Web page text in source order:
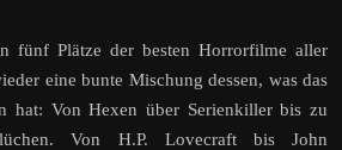
fünf Plätze der besten Horrorfilme aller
eine bunte Mischung dessen, was das
hat: Von Hexen über Serienkiller bis zu
Von H.P. Lovecraft bis John